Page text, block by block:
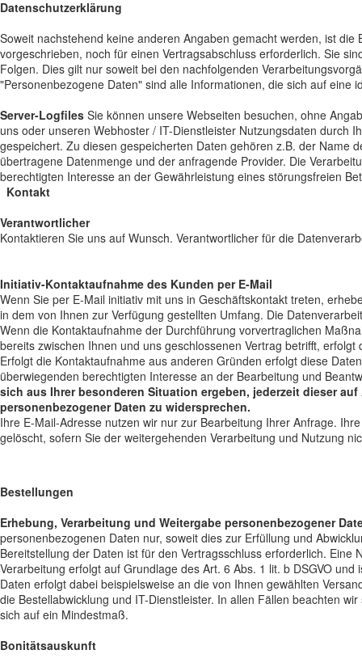
Datenschutzerklärung
Soweit nachstehend keine anderen Angaben gemacht werden, ist
vorgeschrieben, noch für einen Vertragsabschluss erforderlich. Sie
Folgen. Dies gilt nur soweit bei den nachfolgenden
"Personenbezogene Daten" sind alle Informationen, die sich auf eine
Server-Logfiles Sie können unsere Webseiten besuchen, ohne
uns oder unseren Webhoster / IT-Dienstleister Nutzungsdaten durch
gespeichert. Zu diesen gespeicherten Daten gehören z.B. der Name
übertragene Datenmenge und der anfragende Provider. Die
berechtigten Interesse an der Gewährleistung eines störungsfreien
Kontakt
Verantwortlicher
Kontaktieren Sie uns auf Wunsch. Verantwortlicher für die
Initiativ-Kontaktaufnahme des Kunden per E-Mail
Wenn Sie per E-Mail initiativ mit uns in Geschäftskontakt treten,
in dem von Ihnen zur Verfügung gestellten Umfang. Die
Wenn die Kontaktaufnahme der Durchführung vorvertraglichen
bereits zwischen Ihnen und uns geschlossenen Vertrag betrifft,
Erfolgt die Kontaktaufnahme aus anderen Gründen erfolgt diese
überwiegenden berechtigten Interesse an der Bearbeitung und
sich aus Ihrer besonderen Situation ergeben, jederzeit dieser
personenbezogener Daten zu widersprechen.
Ihre E-Mail-Adresse nutzen wir nur zur Bearbeitung Ihrer Anfrage.
gelöscht, sofern Sie der weitergehenden Verarbeitung und Nutzung
Bestellungen
Erhebung, Verarbeitung und Weitergabe personenbezogener
personenbezogenen Daten nur, soweit dies zur Erfüllung und
Bereitstellung der Daten ist für den Vertragsschluss erforderlich.
Verarbeitung erfolgt auf Grundlage des Art. 6 Abs. 1 lit. b DSGVO
Daten erfolgt dabei beispielsweise an die von Ihnen gewählten
die Bestellabwicklung und IT-Dienstleister. In allen Fällen beachten
sich auf ein Mindestmaß.
Bonitätsauskunft